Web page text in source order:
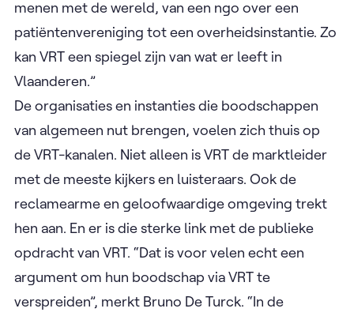
menen met de wereld, van een ngo over een
patiëntenvereniging tot een overheidsinstantie. Zo
kan VRT een spiegel zijn van wat er leeft in
Vlaanderen.”
De organisaties en instanties die boodschappen
van algemeen nut brengen, voelen zich thuis op
de VRT-kanalen. Niet alleen is VRT de marktleider
met de meeste kijkers en luisteraars. Ook de
reclamearme en geloofwaardige omgeving trekt
hen aan. En er is die sterke link met de publieke
opdracht van VRT. “Dat is voor velen echt een
argument om hun boodschap via VRT te
verspreiden”, merkt Bruno De Turck. “In de